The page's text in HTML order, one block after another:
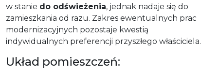
w stanie do odświeżenia, jednak nadaje się do
zamieszkania od razu. Zakres ewentualnych prac
modernizacyjnych pozostaje kwestią
indywidualnych preferencji przyszłego właściciela.
Układ pomieszczeń: